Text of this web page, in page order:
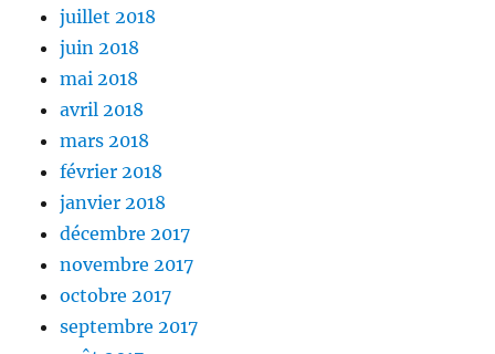
juillet 2018
juin 2018
mai 2018
avril 2018
mars 2018
février 2018
janvier 2018
décembre 2017
novembre 2017
octobre 2017
septembre 2017